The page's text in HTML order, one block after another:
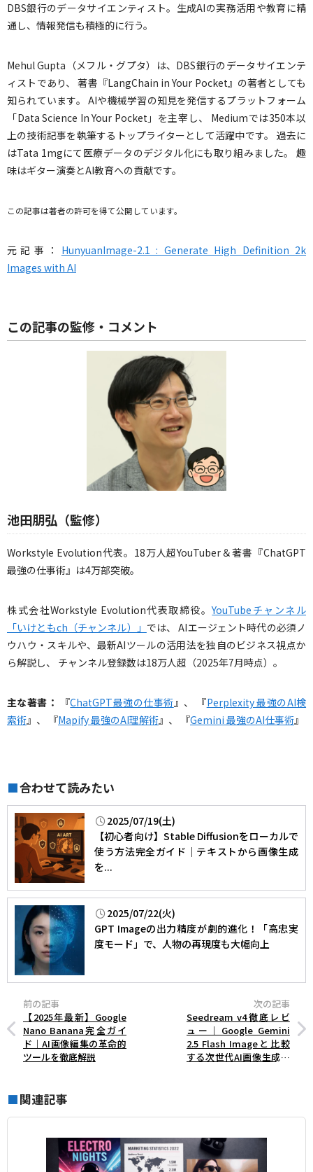
DBS銀行のデータサイエンティスト。生成AIの実務活用や教育に精
通し、情報発信も積極的に行う。
Mehul Gupta（メフル・グプタ）は、DBS銀行のデータサイエンテ
ィストであり、 著書『LangChain in Your Pocket』の著者としても
知られています。 AIや機械学習の知見を発信するプラットフォーム
「Data Science In Your Pocket」を主宰し、 Mediumでは350本以
上の技術記事を執筆するトップライターとして活躍中です。 過去に
はTata 1mgにて医療データのデジタル化にも取り組みました。 趣
味はギター演奏とAI教育への貢献です。
この記事は著者の許可を得て公開しています。
元記事： HunyuanImage-2.1 : Generate High Definition 2k
Images with AI
この記事の監修・コメント
池田朋弘（監修）
Workstyle Evolution代表。18万人超YouTuber＆著書『ChatGPT
最強の仕事術』は4万部突破。
株式会社Workstyle Evolution代表取締役。YouTubeチャンネル
「いけともch（チャンネル）」 では、 AIエージェント時代の必須ノ
ウハウ・スキルや、最新AIツールの活用法を独自のビジネス視点か
ら解説し、 チャンネル登録数は18万人超（2025年7月時点）。
主な著書： 『ChatGPT最強の仕事術』、 『Perplexity 最強のAI検
索術』、 『Mapify 最強のAI理解術』、 『Gemini 最強のAI仕事術』
■合わせて読みたい
2025/07/19(土)
【初心者向け】Stable Diffusionをローカルで
使う方法完全ガイド｜テキストから画像生成
を...
2025/07/22(火)
GPT Imageの出力精度が劇的進化！「高忠実
度モード」で、人物の再現度も大幅向上
前の記事
【2025年最新】Google
Nano Banana完全ガイ
ド｜AI画像編集の革命的
ツールを徹底解説
次の記事
Seedream v4徹底レビ
ュー｜Google Gemini
2.5 Flash Imageと比較
する次世代AI画像生成ツ
■関連記事